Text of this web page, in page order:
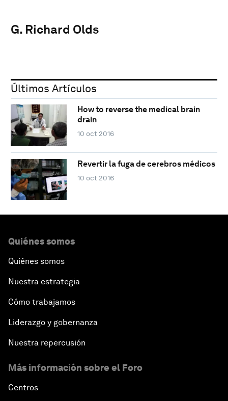
G. Richard Olds
Últimos Artículos
How to reverse the medical brain
drain
10 oct 2016
Revertir la fuga de cerebros médicos
10 oct 2016
Quiénes somos
Quiénes somos
Nuestra estrategia
Cómo trabajamos
Liderazgo y gobernanza
Nuestra repercusión
Más información sobre el Foro
Centros